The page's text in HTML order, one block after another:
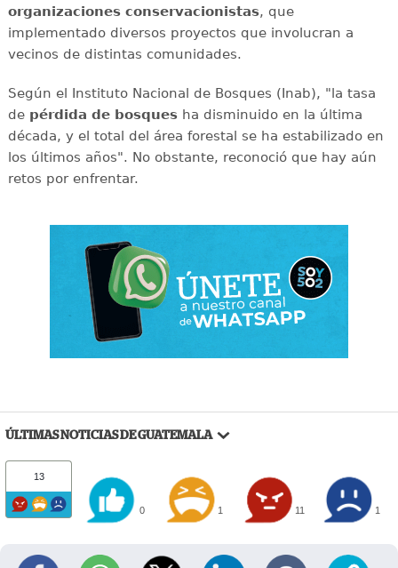
organizaciones conservacionistas, que
implementado diversos proyectos que involucran a
vecinos de distintas comunidades.
Según el Instituto Nacional de Bosques (Inab), "la tasa
de pérdida de bosquesha disminuido en la última
década, y el total del área forestal se ha estabilizado en
los últimos años". No obstante, reconoció que hay aún
retos por enfrentar.
ÚLTIMAS NOTICIAS DE GUATEMALA
13
0 1 11 1